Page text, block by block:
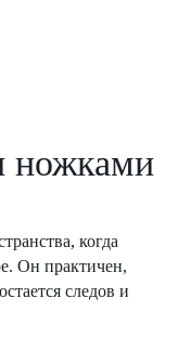
ножками
когда
Он практичен,
следов и